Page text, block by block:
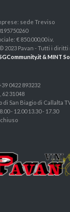
sede Treviso
€ 850.000,00 i.v.
2023 Pavan - Tutti i
& MINT
0422 893232
62 31048
di San Biagio di Callalta
- 12.00 13.30 - 17.30
chiuso